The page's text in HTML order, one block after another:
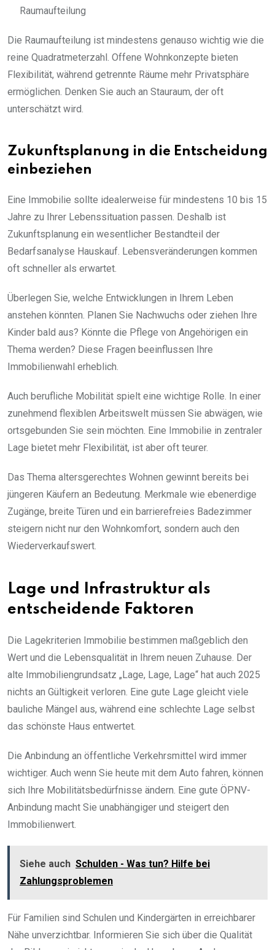
Raumaufteilung
Die Raumaufteilung ist mindestens genauso wichtig wie die
reine Quadratmeterzahl. Offene Wohnkonzepte bieten
Flexibilität, während getrennte Räume mehr Privatsphäre
ermöglichen. Denken Sie auch an Stauraum, der oft
unterschätzt wird.
Zukunftsplanung in die Entscheidung
einbeziehen
Eine Immobilie sollte idealerweise für mindestens 10 bis 15
Jahre zu Ihrer Lebenssituation passen. Deshalb ist
Zukunftsplanung ein wesentlicher Bestandteil der
Bedarfsanalyse Hauskauf. Lebensveränderungen kommen
oft schneller als erwartet.
Überlegen Sie, welche Entwicklungen in Ihrem Leben
anstehen könnten. Planen Sie Nachwuchs oder ziehen Ihre
Kinder bald aus? Könnte die Pflege von Angehörigen ein
Thema werden? Diese Fragen beeinflussen Ihre
Immobilienwahl erheblich.
Auch berufliche Mobilität spielt eine wichtige Rolle. In einer
zunehmend flexiblen Arbeitswelt müssen Sie abwägen, wie
ortsgebunden Sie sein möchten. Eine Immobilie in zentraler
Lage bietet mehr Flexibilität, ist aber oft teurer.
Das Thema altersgerechtes Wohnen gewinnt bereits bei
jüngeren Käufern an Bedeutung. Merkmale wie ebenerdige
Zugänge, breite Türen und ein barrierefreies Badezimmer
steigern nicht nur den Wohnkomfort, sondern auch den
Wiederverkaufswert.
Lage und Infrastruktur als
entscheidende Faktoren
Die Lagekriterien Immobilie bestimmen maßgeblich den
Wert und die Lebensqualität in Ihrem neuen Zuhause. Der
alte Immobiliengrundsatz „Lage, Lage, Lage“ hat auch 2025
nichts an Gültigkeit verloren. Eine gute Lage gleicht viele
bauliche Mängel aus, während eine schlechte Lage selbst
das schönste Haus entwertet.
Die Anbindung an öffentliche Verkehrsmittel wird immer
wichtiger. Auch wenn Sie heute mit dem Auto fahren, können
sich Ihre Mobilitätsbedürfnisse ändern. Eine gute ÖPNV-
Anbindung macht Sie unabhängiger und steigert den
Immobilienwert.
Siehe auch Schulden - Was tun? Hilfe bei
Zahlungsproblemen
Für Familien sind Schulen und Kindergärten in erreichbarer
Nähe unverzichtbar. Informieren Sie sich über die Qualität